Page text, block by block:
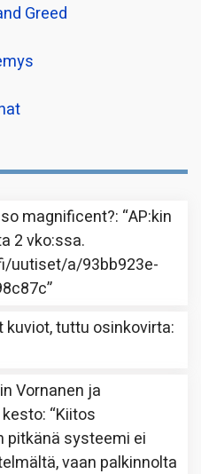
Greed
magnificent?: “AP:kin
2 vko:ssa.
uutiset/a/93bb923e-
”
kuviot, tuttu osinkovirta:
Vornanen ja
: “Kiitos
pitkänä systeemi ei
vaan palkinnolta